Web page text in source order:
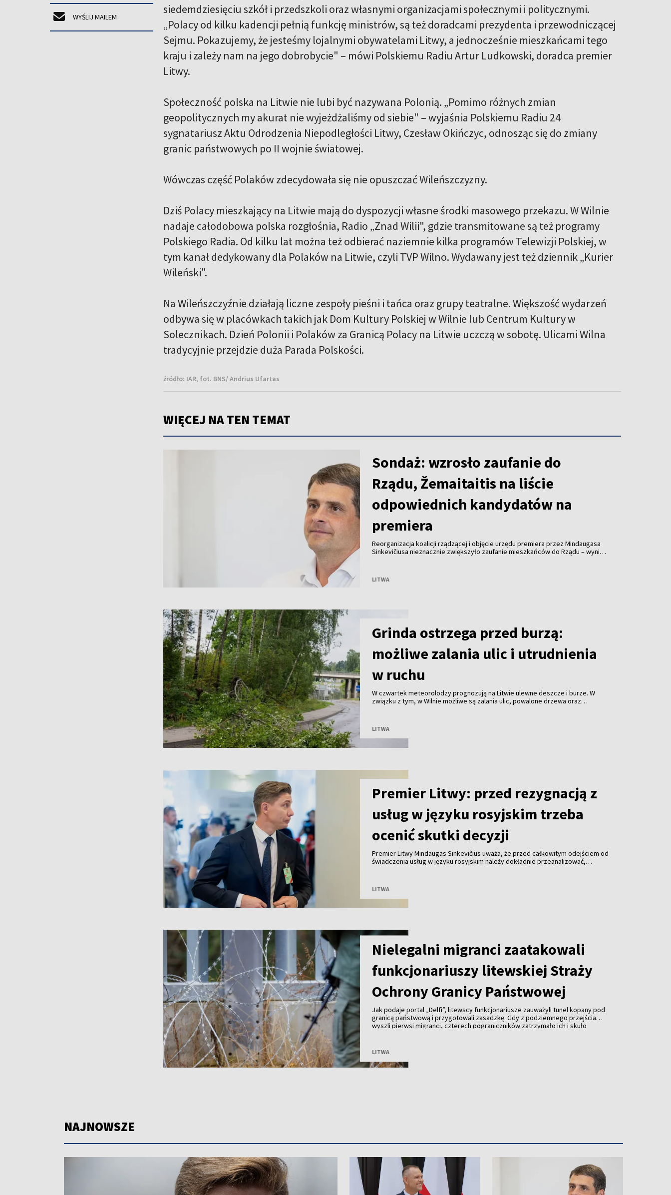
WYŚLIJ MAILEM
siedemdziesięciu szkół i przedszkoli oraz własnymi organizacjami społecznymi i politycznymi.
„Polacy od kilku kadencji pełnią funkcję ministrów, są też doradcami prezydenta i przewodniczącej
Sejmu. Pokazujemy, że jesteśmy lojalnymi obywatelami Litwy, a jednocześnie mieszkańcami tego
kraju i zależy nam na jego dobrobycie" – mówi Polskiemu Radiu Artur Ludkowski, doradca premier
Litwy.
Społeczność polska na Litwie nie lubi być nazywana Polonią. „Pomimo różnych zmian
geopolitycznych my akurat nie wyjeżdżaliśmy od siebie" – wyjaśnia Polskiemu Radiu 24
sygnatariusz Aktu Odrodzenia Niepodległości Litwy, Czesław Okińczyc, odnosząc się do zmiany
granic państwowych po II wojnie światowej.
Wówczas część Polaków zdecydowała się nie opuszczać Wileńszczyzny.
Dziś Polacy mieszkający na Litwie mają do dyspozycji własne środki masowego przekazu. W Wilnie
nadaje całodobowa polska rozgłośnia, Radio „Znad Wilii", gdzie transmitowane są też programy
Polskiego Radia. Od kilku lat można też odbierać naziemnie kilka programów Telewizji Polskiej, w
tym kanał dedykowany dla Polaków na Litwie, czyli TVP Wilno. Wydawany jest też dziennik „Kurier
Wileński".
Na Wileńszczyźnie działają liczne zespoły pieśni i tańca oraz grupy teatralne. Większość wydarzeń
odbywa się w placówkach takich jak Dom Kultury Polskiej w Wilnie lub Centrum Kultury w
Solecznikach. Dzień Polonii i Polaków za Granicą Polacy na Litwie uczczą w sobotę. Ulicami Wilna
tradycyjnie przejdzie duża Parada Polskości.
źródło: IAR, fot. BNS/ Andrius Ufartas
WIĘCEJ NA TEN TEMAT
Sondaż: wzrosło zaufanie do
Rządu, Žemaitaitis na liście
odpowiednich kandydatów na
premiera
Reorganizacja koalicji rządzącej i objęcie urzędu premiera przez Mindaugasa
Sinkevičiusa nieznacznie zwiększyło zaufanie mieszkańców do Rządu – wynika
LITWA
Grinda ostrzega przed burzą:
możliwe zalania ulic i utrudnienia
w ruchu
W czwartek meteorolodzy prognozują na Litwie ulewne deszcze i burze. W
związku z tym, w Wilnie możliwe są zalania ulic, powalone drzewa oraz
LITWA
Premier Litwy: przed rezygnacją z
usług w języku rosyjskim trzeba
ocenić skutki decyzji
Premier Litwy Mindaugas Sinkevičius uważa, że przed całkowitym odejściem od
świadczenia usług w języku rosyjskim należy dokładnie przeanalizować,
indywidualnie.
LITWA
Nielegalni migranci zaatakowali
funkcjonariuszy litewskiej Straży
Ochrony Granicy Państwowej
Jak podaje portal „Delfi”, litewscy funkcjonariusze zauważyli tunel kopany pod
granicą państwową i przygotowali zasadzkę. Gdy z podziemnego przejścia
wyszli pierwsi migranci, czterech pograniczników zatrzymało ich i skuło
pogranicznicy byli zmuszeni się wycofać.
LITWA
NAJNOWSZE